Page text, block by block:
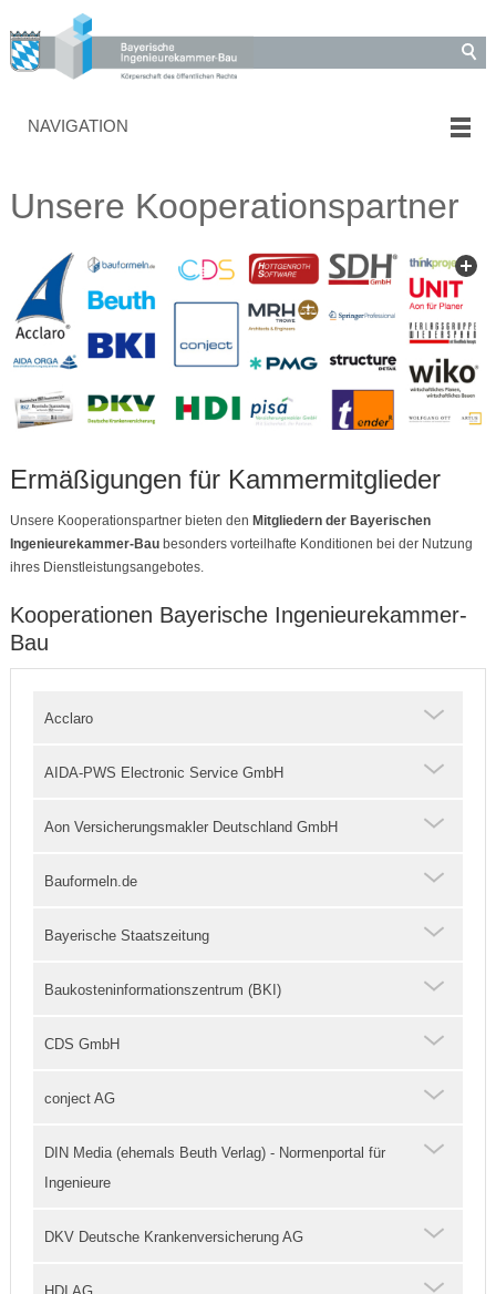
NAVIGATION
Unsere Kooperationspartner
Ermäßigungen für Kammermitglieder
Unsere Kooperationspartner bieten den Mitgliedern der Bayerischen
Ingenieurekammer-Baubesonders vorteilhafte Konditionen bei der Nutzung
ihres Dienstleistungsangebotes.
Kooperationen Bayerische Ingenieurekammer-
Bau
Acclaro
AIDA-PWS Electronic Service GmbH
Aon Versicherungsmakler Deutschland GmbH
Bauformeln.de
Bayerische Staatszeitung
Baukosteninformationszentrum (BKI)
CDS GmbH
conject AG
DIN Media (ehemals Beuth Verlag) - Normenportal für
Ingenieure
DKV Deutsche Krankenversicherung AG
HDI AG